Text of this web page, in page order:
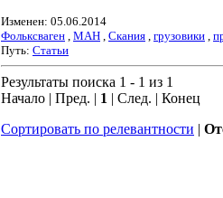
Изменен: 05.06.2014
Фольксваген , МАН , Скания , грузовики ,
Путь: Статьи
Результаты поиска 1 - 1 из 1
Начало | Пред. | 1 | След. | Конец
Сортировать по релевантности |